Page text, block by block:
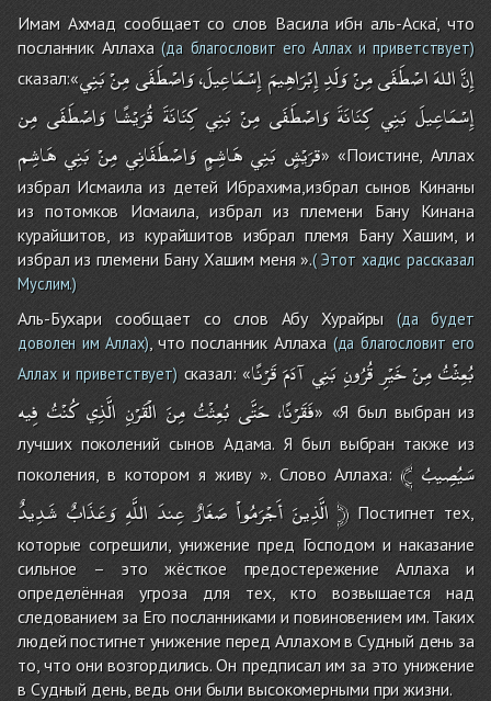
Имам Ахмад сообщает со слов Васила ибн аль-Аска’, что
посланник Аллаха(да благословит его Аллах и приветствует)
сказал:« إِنَّاللهَاصْطَفَىمِنْوَلَدِإِبْرَاهِيمَإِسْمَاعِيلَ،وَاصْطَفَىمِنْبَنِي
إِسْمَاعِيلَ بَنِي كِنَانَةَ وَاصْطَفَى مِنْ بَنِي كِنَانَةَ قُرَيْشًا وَاصْطَفَى مِن
قرَيْشٍ بَنِي هَاشِمٍ وَاصْطَفَانِي مِنْ بَنِي هَاشِم
» «Поистине, Аллах
избрал Исмаила из детей Ибрахима,избрал сынов Кинаны
из потомков Исмаила, избрал из племени Бану Кинана
курайшитов, из курайшитов избрал племя Бану Хашим, и
избрал из племени Бану Хашим меня ».( Этот хадис рассказал
Муслим.)
Аль-Бухари сообщает со слов Абу Хурайры (да будет
доволен им Аллах), что посланник Аллаха (да благословит его
Аллах и приветствует) сказал: « بُعِثْتُمِنْخَيْرِقُرُونِبَنِيآدَمَقَرْنًا
فَقَرْنًا، حَتَّى بُعِثْتُ مِنَ الْقَرْنِ الَّذِي كُنْتُ فِيه
» «Я был выбран из
лучших поколений сынов Адама. Я был выбран также из
поколения, в котором я живу ». Слово Аллаха: ﴾ سَيُصِيبُ
الَّذِينَ أَجْرَمُواْ صَغَارٌ عِندَ اللَّهِ وَعَذَابٌ شَدِيدٌ ﴿Постигнет тех,
которые согрешили, унижение пред Господом и наказание
сильное – это жёсткое предостережение Аллаха и
определённая угроза для тех, кто возвышается над
следованием за Его посланниками и повиновением им. Таких
людей постигнет унижение перед Аллахом в Судный день за
то, что они возгордились. Он предписал им за это унижение
в Судный день, ведь они были высокомерными при жизни.